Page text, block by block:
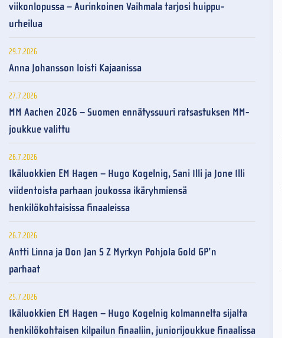
viikonlopussa – Aurinkoinen Vaihmala tarjosi huippu-
urheilua
29.7.2026
Anna Johansson loisti Kajaanissa
27.7.2026
MM Aachen 2026 – Suomen ennätyssuuri ratsastuksen MM-
joukkue valittu
26.7.2026
Ikäluokkien EM Hagen – Hugo Kogelnig, Sani Illi ja Jone Illi
viidentoista parhaan joukossa ikäryhmiensä
henkilökohtaisissa finaaleissa
26.7.2026
Antti Linna ja Don Jan S Z Myrkyn Pohjola Gold GP’n
parhaat
25.7.2026
Ikäluokkien EM Hagen – Hugo Kogelnig kolmannelta sijalta
henkilökohtaisen kilpailun finaaliin, juniorijoukkue finaalissa